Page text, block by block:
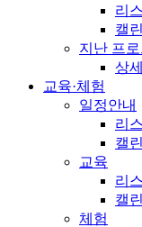
리
캘
지난 프
상
교육·체험
일정안내
리
캘
교육
리
캘
체험